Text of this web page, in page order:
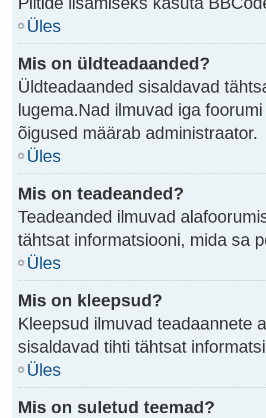
Üles
Mis on üldteadaanded?
Üldteadaanded sisaldavad
lugema.Nad ilmuvad iga
õigused määrab administraator.
Üles
Mis on teadeanded?
Teadeanded ilmuvad
tähtsat informatsiooni, mida sa
Üles
Mis on kleepsud?
Kleepsud ilmuvad teadaannete
sisaldavad tihti tähtsat
Üles
Mis on suletud teemad?